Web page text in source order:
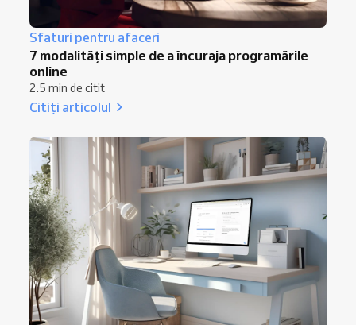
Sfaturi pentru afaceri
7 modalități simple de a încuraja programările
online
2.5 min de citit
Citiți articolul